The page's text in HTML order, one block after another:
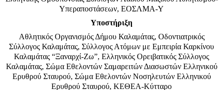
Υπεραποστάσεων, ΕΟΣΛΜΑ-Υ
Υποστήριξη
Αθλητικός Οργανισμός Δήμου Καλαμάτας, Οδοντιατρικός
Σύλλογος Καλαμάτας, Σύλλογος Ατόμων με Εμπειρία Καρκίνου
Καλαμάτας “Ξαναρχί-Ζω”, Ελληνικός Ορειβατικός Σύλλογος
Καλαμάτας, Σώμα Εθελοντών Σαμαρειτών Διασωστών Ελληνικού
Ερυθρού Σταυρού, Σώμα Εθελοντών Νοσηλευτών Ελληνικού
Ερυθρού Σταυρού, ΚΕΘΕΑ-Κύτταρο